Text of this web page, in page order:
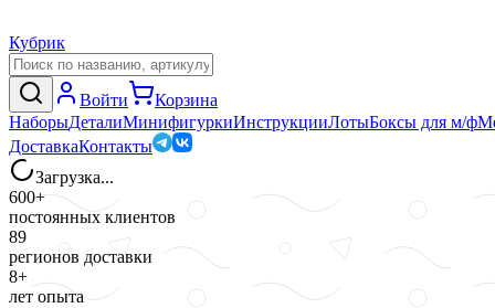
Кубрик
Войти
Корзина
НаборыДеталиМинифигуркиИнструкцииЛотыБоксы для м/ф
ДоставкаКонтакты
Загрузка...
600+
постоянных клиентов
89
регионов доставки
8+
лет опыта